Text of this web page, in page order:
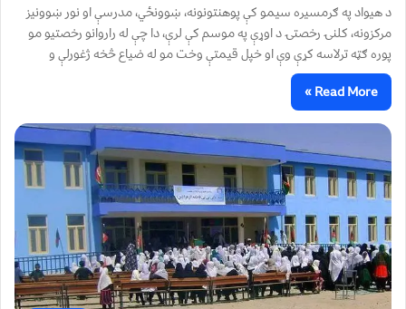
د هیواد په ګرمسیره سیمو کې پوهنتونونه، ښوونځي، مدرسې او نور ښوونیز
مرکزونه، کلنۍ رخصتۍ د اوړې په موسم کې لرې، دا چې له راروانو رخصتیو مو
پوره ګټه ترلاسه کړې وې او خپل قیمتې وخت مو له ضیاع څخه ژغورلې و
Read More »